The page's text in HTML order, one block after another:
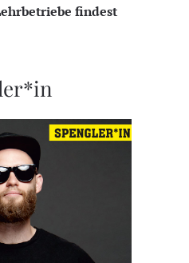
findest